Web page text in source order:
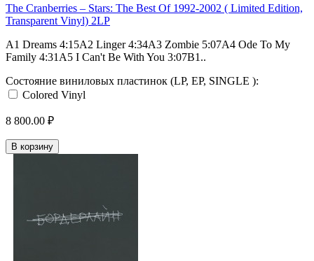
The Cranberries – Stars: The Best Of 1992-2002 ( Limited Edition,
Transparent Vinyl) 2LP
A1 Dreams 4:15A2 Linger 4:34A3 Zombie 5:07A4 Ode To My
Family 4:31A5 I Can't Be With You 3:07B1..
Состояние виниловых пластинок (LP, EP, SINGLE ):
Colored Vinyl
8 800.00 ₽
В корзину